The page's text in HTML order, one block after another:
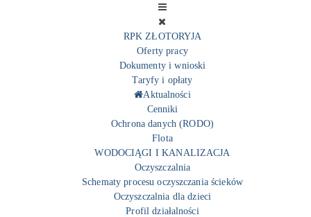
RPK ZŁOTORYJA
Oferty pracy
Dokumenty i wnioski
Taryfy i opłaty
Aktualności
Cenniki
Ochrona danych (RODO)
Flota
WODOCIĄGI I KANALIZACJA
Oczyszczalnia
Schematy procesu oczyszczania ścieków
Oczyszczalnia dla dzieci
Profil działalności